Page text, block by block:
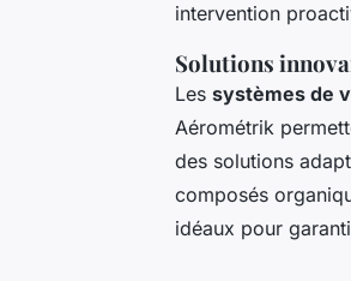
intervention
Solutions
Les systèmes de
Aérométrik
des solutions
composés
idéaux pour